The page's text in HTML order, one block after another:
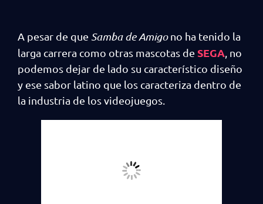
A pesar de que Samba de Amigono ha tenido la
larga carrera como otras mascotas de SEGA , no
podemos dejar de lado su característico diseño
y ese sabor latino que los caracteriza dentro de
la industria de los videojuegos.